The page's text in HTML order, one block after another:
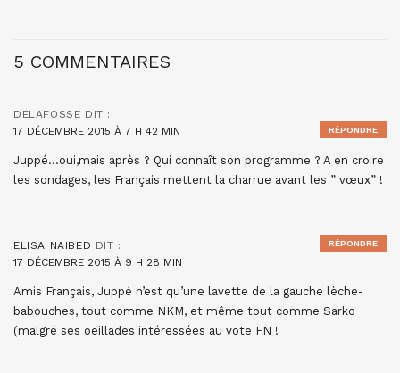
5 COMMENTAIRES
DELAFOSSE DIT :
17 DÉCEMBRE 2015 À 7 H 42 MIN
Juppé…oui,mais après ? Qui connaît son programme ? A en croire
les sondages, les Français mettent la charrue avant les ” vœux” !
RÉPONDRE
ELISA NAIBED DIT :
17 DÉCEMBRE 2015 À 9 H 28 MIN
Amis Français, Juppé n’est qu’une lavette de la gauche lèche-
babouches, tout comme NKM, et même tout comme Sarko
(malgré ses oeillades intéressées au vote FN !
RÉPONDRE